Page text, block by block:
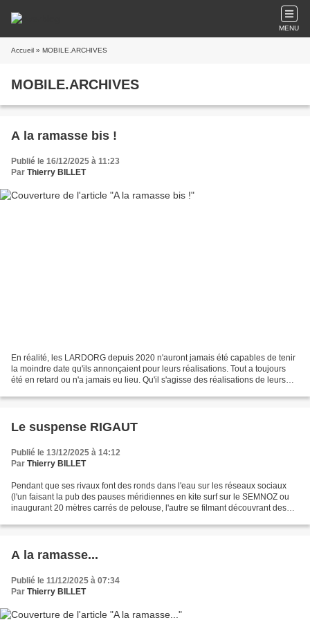
MENU
Accueil » MOBILE.ARCHIVES
MOBILE.ARCHIVES
A la ramasse bis !
Publié le 16/12/2025 à 11:23
Par Thierry BILLET
En réalité, les LARDORG depuis 2020 n'auront jamais été capables de tenir
la moindre date qu'ils annonçaient pour leurs réalisations. Tout a toujours
été en retard ou n'a jamais eu lieu. Qu'il s'agisse des réalisations de leurs
Le suspense RIGAUT
Publié le 13/12/2025 à 14:12
Par Thierry BILLET
Pendant que ses rivaux font des ronds dans l'eau sur les réseaux sociaux
(l'un faisant la pub des pauses méridiennes en kite surf sur le SEMNOZ ou
inaugurant 20 mètres carrés de pelouse, l'autre se filmant découvrant des
A la ramasse...
Publié le 11/12/2025 à 07:34
Par Thierry BILLET